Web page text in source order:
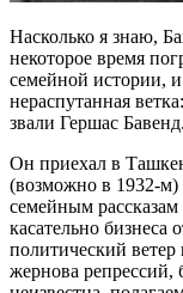
Насколько я знаю,
некоторое время
семейной истории,
нераспутанная
звали Гершас Бавенд.
Он приехал в
(возможно в 1932-м)
семейным
касательно бизнеса
политический
жернова репрессий,